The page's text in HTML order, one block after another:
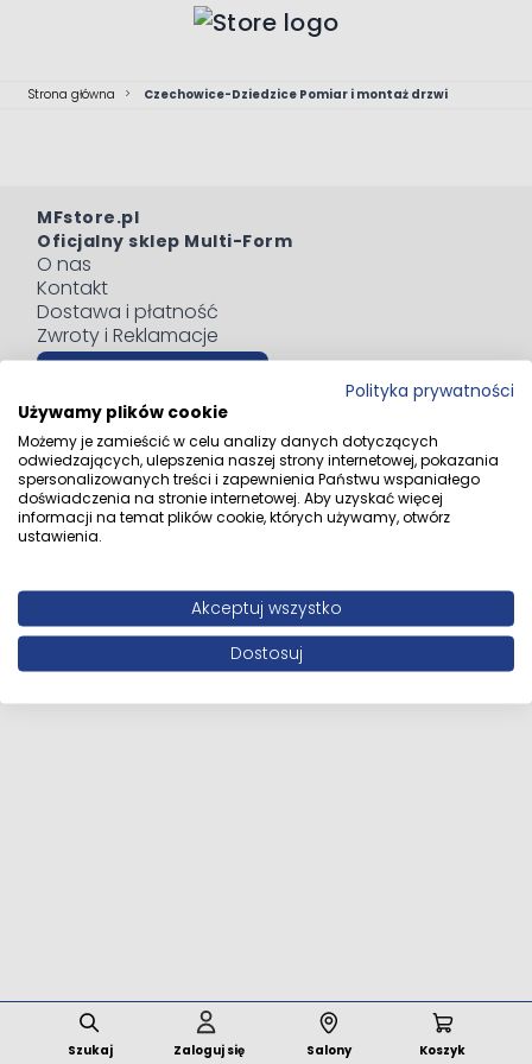
Szukaj Zaloguj się Salony Koszyk
Strona główna > Czechowice-Dziedzice Pomiar i montaż drzwi
MFstore.pl
Oficjalny sklep Multi-Form
O nas
Kontakt
Dostawa i płatność
Zwroty i Reklamacje
Blog
Regulaminy
Polityka prywatności
Informacja o zużytym sprzęcie elektrycznym i
elektronicznym
Wszystkie prawa zastrzeżone © 2026 MFstore.pl /
Powered byNetwork Interactive
Polityka prywatności
Używamy plików cookie
Możemy je zamieścić w celu analizy danych dotyczących
odwiedzających, ulepszenia naszej strony internetowej, pokazania
spersonalizowanych treści i zapewnienia Państwu wspaniałego
doświadczenia na stronie internetowej. Aby uzyskać więcej
informacji na temat plików cookie, których używamy, otwórz
ustawienia.
Akceptuj wszystko
Dostosuj